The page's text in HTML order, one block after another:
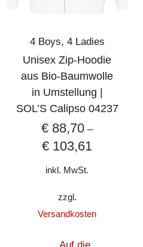
4 Boys, 4 Ladies
Unisex Zip-Hoodie
aus Bio-Baumwolle
in Umstellung |
SOL’S Calipso 04237
€ 88,70 –
€ 103,61
inkl. MwSt.
zzgl.
Versandkosten
Auf die